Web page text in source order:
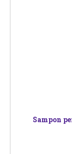
Sampon